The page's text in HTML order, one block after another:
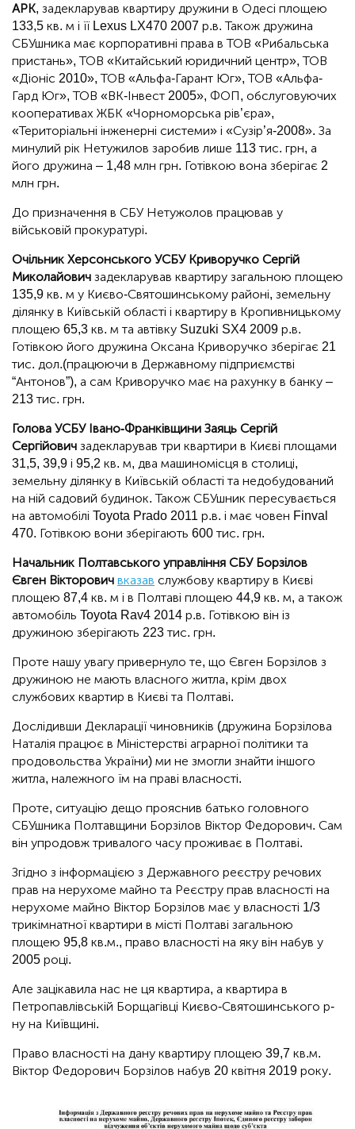
АРК, задекларував квартиру дружини в Одесі площею
133,5 кв. м і її Lexus LX470 2007 р.в. Також дружина
СБУшника має корпоративні права в ТОВ «Рибальська
пристань», ТОВ «Китайський юридичний центр», ТОВ
«Діоніс 2010», ТОВ «Альфа-Гарант Юг», ТОВ «Альфа-
Гард Юг», ТОВ «ВК-Інвест 2005», ФОП, обслуговуючих
кооперативах ЖБК «Чорноморська рів’єра»,
«Територіальні інженерні системи» і «Сузір’я-2008». За
минулий рік Нетужилов заробив лише 113 тис. грн, а
його дружина – 1,48 млн грн. Готівкою вона зберігає 2
млн грн.
До призначення в СБУ Нетужолов працював у
військовій прокуратурі.
Очільник Херсонського УСБУ Криворучко Сергій
Миколайович задекларував квартиру загальною площею
135,9 кв. м у Києво-Святошинському районі, земельну
ділянку в Київській області і квартиру в Кропивницькому
площею 65,3 кв. м та автівку Suzuki SX4 2009 р.в.
Готівкою його дружина Оксана Криворучко зберігає 21
тис. дол.(працюючи в Державному підприємстві
“Антонов”), а сам Криворучко має на рахунку в банку –
213 тис. грн.
Голова УСБУ Івано-Франківщини Заяць Сергій
Сергійович задекларував три квартири в Києві площами
31,5, 39,9 і 95,2 кв. м, два машиномісця в столиці,
земельну ділянку в Київській області та недобудований
на ній садовий будинок. Також СБУшник пересувається
на автомобілі Toyota Prado 2011 р.в. і має човен Finval
470. Готівкою вони зберігають 600 тис. грн.
Начальник Полтавського управління СБУ Борзілов
Євген Вікторович вказав службову квартиру в Києві
площею 87,4 кв. м і в Полтаві площею 44,9 кв. м, а також
автомобіль Toyota Rav4 2014 р.в. Готівкою він із
дружиною зберігають 223 тис. грн.
Проте нашу увагу привернуло те, що Євген Борзілов з
дружиною не мають власного житла, крім двох
службових квартир в Києві та Полтаві.
Дослідивши Декларації чиновників (дружина Борзілова
Наталія працює в Міністерстві аграрної політики та
продовольства України) ми не змогли знайти іншого
житла, належного їм на праві власності.
Проте, ситуацію дещо прояснив батько головного
СБУшника Полтавщини Борзілов Віктор Федорович. Сам
він упродовж тривалого часу проживає в Полтаві.
Згідно з інформацією з Державного реєстру речових
прав на нерухоме майно та Реєстру прав власності на
нерухоме майно Віктор Борзілов має у власності 1/3
трикімнатної квартири в місті Полтаві загальною
площею 95,8 кв.м., право власності на яку він набув у
2005 році.
Але зацікавила нас не ця квартира, а квартира в
Петропавлівській Борщагівці Києво-Святошинського р-
ну на Київщині.
Право власності на дану квартиру площею 39,7 кв.м.
Віктор Федорович Борзілов набув 20 квітня 2019 року.